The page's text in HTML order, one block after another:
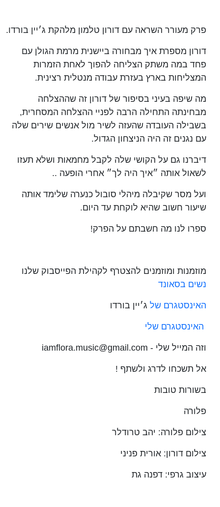
מורידים
עם דורון
טלמון
(ג׳יין
בורדו)
פרק מעורר השראה עם דורון טלמון מלהקת ג׳יין בורדו.
דורון מספרת איך מבחורה ביישנית מרמת הגולן עם
פחד במה משתק הצליחה להפוך לאחת הזמרות
המצליחות בארץ בעזרת עבודה מנטלית רצינית.
מה שיפה בעיני בסיפור של דורון זה שההצלחה
מבחינתה התחילה הרבה לפניי ההצלחה המסחרית,
בשבילה העובדה שהעזה לשיר מול אנשים שירים שלה
עם נגנים זה היה הניצחון הגדול.
דיברנו גם על הקושי שלה לקבל מחמאות ושלא תעזו
לשאול אותה ״איך היה לך״ אחרי הופעה ..
ועל מסר שקיבלה מיהלי סובול כנערה שלימד אותה
שיעור חשוב שהיא לוקחת עד היום.
ספרו לנו מה חשבתם על הפרק!
מוזמנות ומוזמנים להצטרף לקהילת הפייסבוק שלנו
נשים בסאונד
האינסטגרם של ג׳יין בורדו
האינסטגרם שלי
וזה המייל שלי - iamflora.music@gmail.com
אל תשכחו לדרג ולשתף !
בשורות טובות
פלורה
צילום פלורה: יהב טרודלר
צילום דורון: אורית פניני
עיצוב גרפי: דפנה גת